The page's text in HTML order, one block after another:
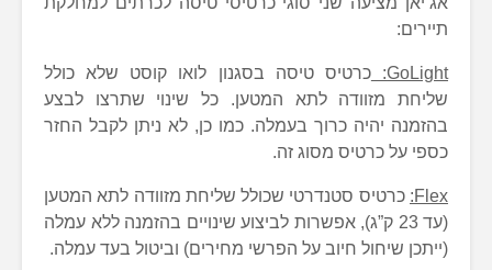
תיירים:
GoLight:
כרטיס טיסה בסגנון לואו קוסט שלא כולל
שליחת מזוודה לתא המטען. כל שינוי שתרצו לבצע
בהזמנה יהיה כרוך בעמלה. כמו כן, לא ניתן לקבל החזר
כספי על כרטיס מסוג זה.
Flex: כרטיס סטנדרטי שכולל שליחת מזוודה לתא המטען
(עד 23 ק”ג), אפשרות לביצוע שינויים בהזמנה ללא עמלה
(ייתכן שיחול חיוב על הפרשי מחירים) וביטול בעד עמלה.